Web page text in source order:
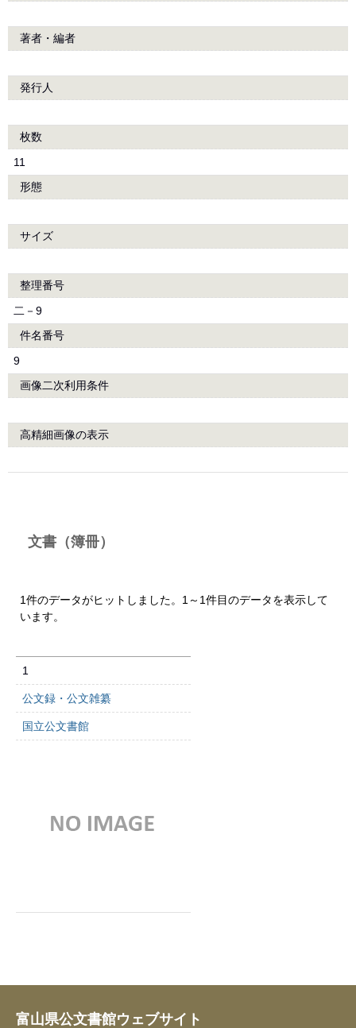
著者・編者
発行人
枚数
11
形態
サイズ
整理番号
二－9
件名番号
9
画像二次利用条件
高精細画像の表示
文書（簿冊）
1件のデータがヒットしました。1～1件目のデータを表示して
います。
1
公文録・公文雑纂
国立公文書館
富山県公文書館ウェブサイト